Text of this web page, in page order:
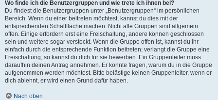
Wo finde ich die Benutzergruppen und wie trete ich ihnen bei?
Du findest die Benutzergruppen unter „Benutzergruppen“ im persönlichen
Bereich. Wenn du einer beitreten möchtest, kannst du dies mit der
entsprechenden Schaltfläche machen. Nicht alle Gruppen sind allgemein
offen. Einige erfordern erst eine Freischaltung, andere können geschlossen
sein und weitere sogar versteckt. Wenn die Gruppe offen ist, kannst du ihr
einfach durch die entsprechende Funktion beitreten; verlangt die Gruppe eine
Freischaltung, so kannst du dich für sie bewerben. Ein Gruppenleiter muss
daraufhin deinen Antrag annehmen. Er könnte fragen, warum du in die Gruppe
aufgenommen werden möchtest. Bitte belästige keinen Gruppenleiter, wenn er
dich ablehnt, er wird einen Grund dafür haben.
Nach oben